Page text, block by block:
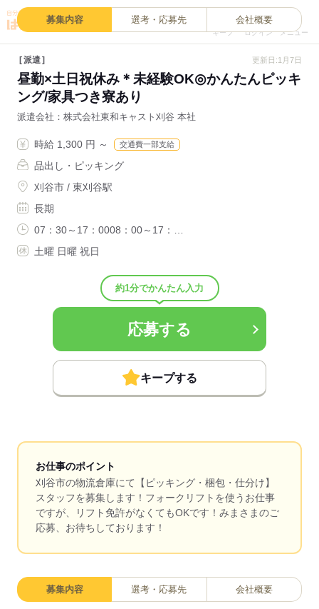
キープ ログイン メニュー
募集内容 選考・応募先 会社概要
派遣 更新日:1月7日
昼勤×土日祝休み＊未経験OK◎かんたんピッキ
ング/家具つき寮あり
派遣会社 株式会社東和キャスト刈谷 本社
時給 1,300 円 ～ 交通費一部支給
品出し・ピッキング
刈谷市 / 東刈谷駅
長期
07：30～17：0008：00～17：…
土曜 日曜 祝日
約1分でかんたん入力
応募する
キープする
お仕事のポイント
刈谷市の物流倉庫にて【ピッキング・梱包・仕分け】
スタッフを募集します！フォークリフトを使うお仕事
ですが、リフト免許がなくてもOKです！みまさまのご
応募、お待ちしております！
募集内容 選考・応募先 会社概要